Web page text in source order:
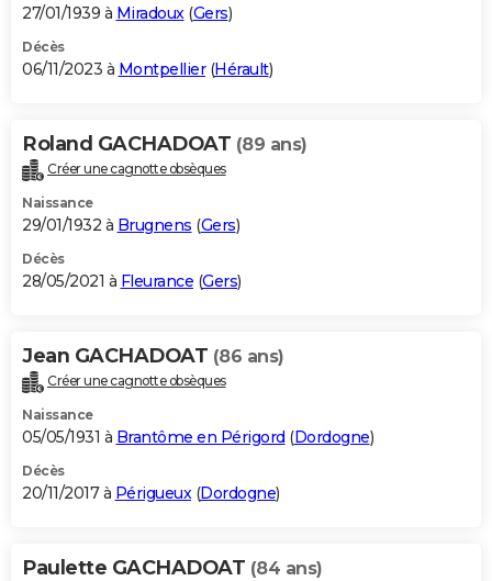
GUIDES D'ACHAT
BONS PLANS
Carte de Noël
Carte Bonne année
Carte Saint-Valentin
Carte Pâques
Carte d'anniversaire
DICTIONNAIRE
Dictionnaire
Biographies
Citations
Expressions
Proverbes
PROGRAMME TV
S'inscrire
Se connecter
Lycées
Collèges
Primaires
Universités
Entreprises
Service militaire
Avis de recherche
AVIS DE DÉCÈS
Bricolage
Lifestyle
Culture
Sport
Auto
Television
Voyage
Cinema
27/01/1939 à Miradoux(Gers)
Décès
06/11/2023 à Montpellier(Hérault)
Roland GACHADOAT (89 ans)
Créer une cagnotte obsèques
Naissance
29/01/1932 à Brugnens (Gers)
Décès
28/05/2021 à Fleurance (Gers)
Jean GACHADOAT (86 ans)
Créer une cagnotte obsèques
Naissance
05/05/1931 à Brantôme en Périgord (Dordogne)
Décès
20/11/2017 à Périgueux(Dordogne)
Paulette GACHADOAT (84 ans)